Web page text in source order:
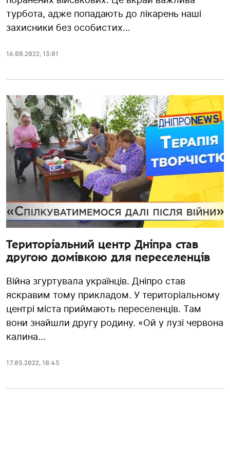
турбота, адже попадають до лікарень наші
захисники без особистих...
16.08.2022, 13:01
Територіальний центр Дніпра став
другою домівкою для переселенців
Війна згуртувала українців. Дніпро став
яскравим тому прикладом. У територіальному
центрі міста приймають переселенців. Там
вони знайшли другу родину. «Ой у лузі червона
калина...
17.05.2022, 18:45